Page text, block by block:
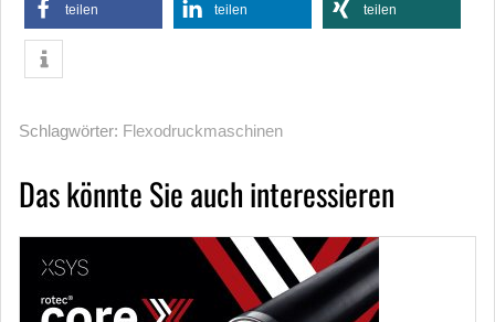
teilen teilen teilen
Schlagwörter: Flexodruckmaschinen
Das könnte Sie auch interessieren